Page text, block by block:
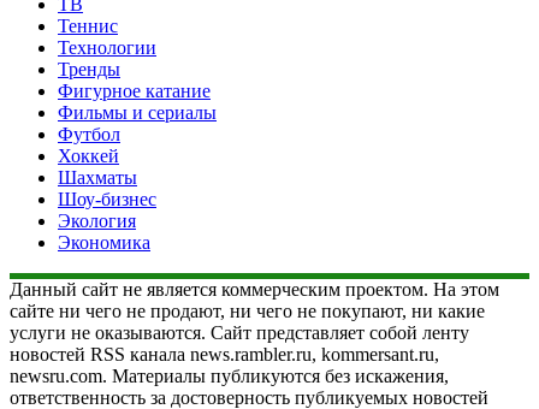
Теннис
Технологии
Тренды
Фигурное катание
Фильмы и сериалы
Футбол
Хоккей
Шахматы
Шоу-бизнес
Экология
Экономика
Данный сайт не является коммерческим проектом. На этом
сайте ни чего не продают, ни чего не покупают, ни какие
услуги не оказываются. Сайт представляет собой ленту
новостей RSS канала news.rambler.ru, kommersant.ru,
newsru.com. Материалы публикуются без искажения,
ответственность за достоверность публикуемых новостей